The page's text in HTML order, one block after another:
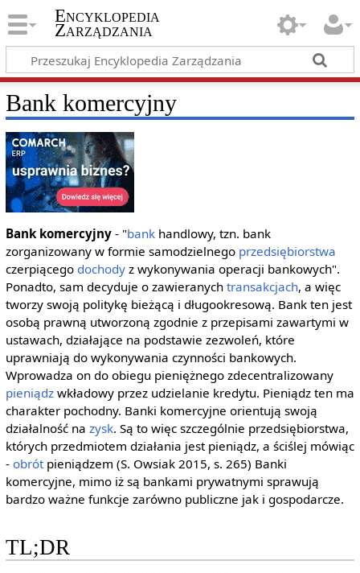
Encyklopedia
Zarządzania
Bank komercyjny
Bank komercyjny- "bankhandlowy, tzn. bank
zorganizowany w formie samodzielnego przedsiębiorstwa
czerpiącego dochodyz wykonywania operacji bankowych".
Ponadto, sam decyduje o zawieranych transakcjach, a więc
tworzy swoją politykę bieżącą i długookresową. Bank ten jest
osobą prawną utworzoną zgodnie z przepisami zawartymi w
ustawach, działające na podstawie zezwoleń, które
uprawniają do wykonywania czynności bankowych.
Wprowadza on do obiegu pieniężnego zdecentralizowany
pieniądzwkładowy przez udzielanie kredytu. Pieniądz ten ma
charakter pochodny. Banki komercyjne orientują swoją
działalność na zysk. Są to więc szczególnie przedsiębiorstwa,
których przedmiotem działania jest pieniądz, a ściślej mówiąc
- obrótpieniądzem (S. Owsiak 2015, s. 265) Banki
komercyjne, mimo iż są bankami prywatnymi sprawują
bardzo ważne funkcje zarówno publiczne jak i gospodarcze.
TL;DR